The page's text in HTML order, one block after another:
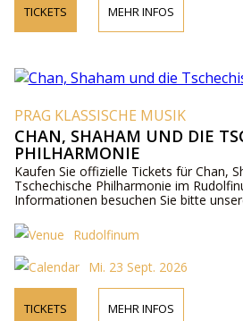
TICKETS MEHR INFOS
PRAG KLASSISCHE MUSIK
CHAN, SHAHAM UND DIE
PHILHARMONIE
Kaufen Sie offizielle Tickets für Chan,
Tschechische Philharmonie im
Informationen besuchen Sie bitte
Rudolfinum
Mi. 23 Sept. 2026
TICKETS MEHR INFOS